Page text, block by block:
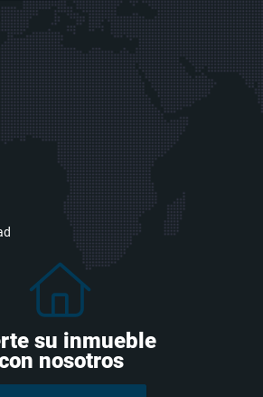
su inmueble
nosotros